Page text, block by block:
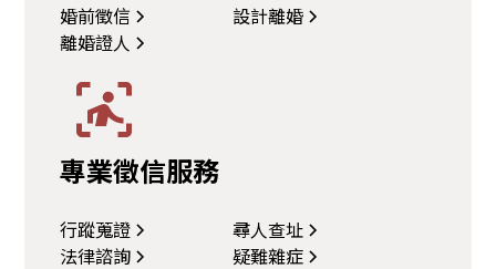
婚前徵信
設計離婚
離婚證人
專業徵信服務
行蹤蒐證
尋人查址
法律諮詢
疑難雜症